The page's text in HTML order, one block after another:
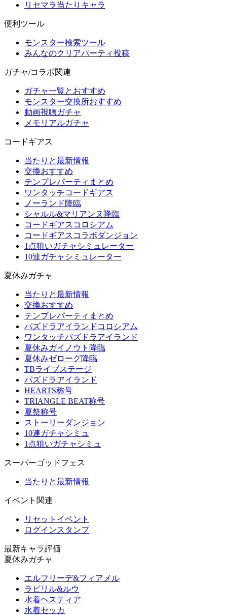
リセマラ当たりキャラ
便利ツール
モンスター検索ツール
みんなのクリアパーティ投稿
ガチャ/コラボ関連
ガチャ一覧とおすすめ
モンスター交換所おすすめ
動画視聴ガチャ
メモリアルガチャ
コードギアス
当たりと最新情報
交換おすすめ
テンプレパーティまとめ
ワンタッチコードギアス
ノーランド降臨
シャルル&マリアンヌ降臨
コードギアスコロシアム
コードギアスコラボダンジョン
1点狙いガチャシミュレーター
10連ガチャシミュレーター
夏休みガチャ
当たりと最新情報
交換おすすめ
テンプレパーティまとめ
パズドラアイランドコロシアム
ワンタッチパズドラアイランド
夏休みガイノウト降臨
夏休みゼローグ降臨
TBライブステージ
パズドラアイランド
HEARTS称号
TRIANGLE BEAT称号
夏祭称号
ストーリーダンジョン
10連ガチャシミュ
1点狙いガチャシミュ
スーパーゴッドフェス
当たりと最新情報
イベント関連
リセットイベント
ログインスタンプ
最新キャラ評価
夏休みガチャ
エルフリーデ&フィアメル
ラビリル&ルウ
水着ヘスティア
水着セッカ